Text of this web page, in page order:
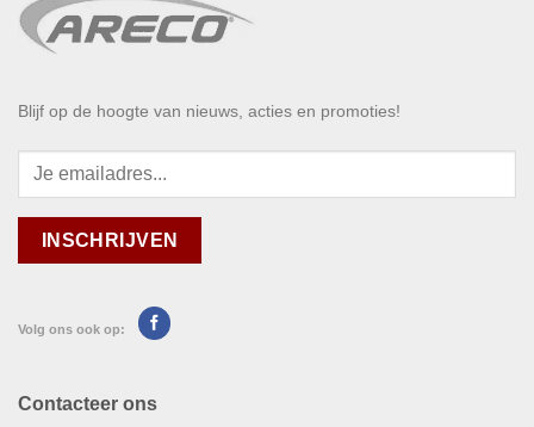
Blijf op de hoogte van nieuws, acties en promoties!
Volg ons ook op:
Contacteer ons